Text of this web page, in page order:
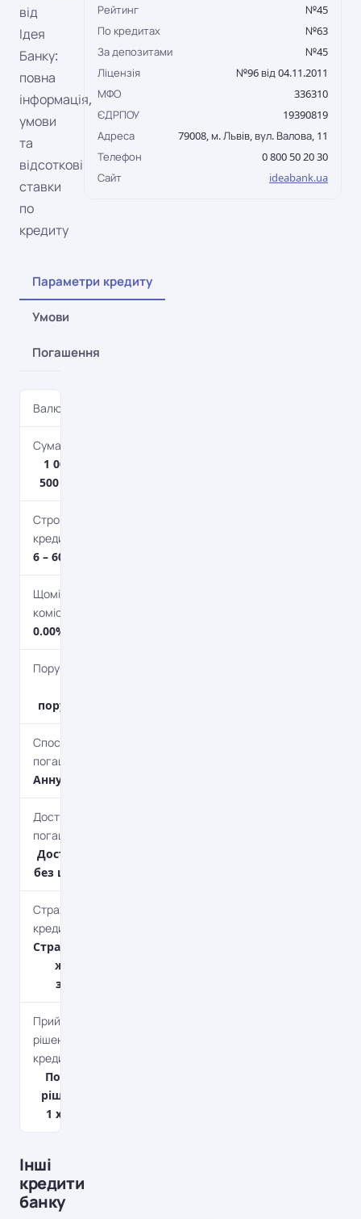
від
Ідея
Банку:
повна
інформація,
умови
та
відсоткові
ставки
по
кредиту
Параметри кредиту
Умови
Погашення
Валюта
Сума кредиту
1 000 грн. –
500 000 грн.
Строк
кредитування
6 – 60 міс.
Щомісячна
комісія
0.00%
Поруки
поручителя
Спосіб
погашення
Aннуітет
Дострокове
погашення
Дострокове
без штрафів
Страхування
кредиту
Страхування
життя та
здоров'я
Прийняття
рішення по
кредиту
Попереднє
рішення до
1 хвилини
Інші
кредити
банку
Рейтинг
№45
По кредитах
№63
За депозитами
№45
Ліцензія
№96 від 04.11.2011
МФО
336310
ЄДРПОУ
19390819
Адреса
79008, м. Львів, вул. Валова, 11
Телефон
0 800 50 20 30
Сайт
ideabank.ua